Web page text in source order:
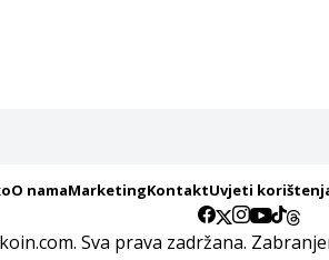
O namaMarketingKontaktUvjeti
Sva prava zadržana.